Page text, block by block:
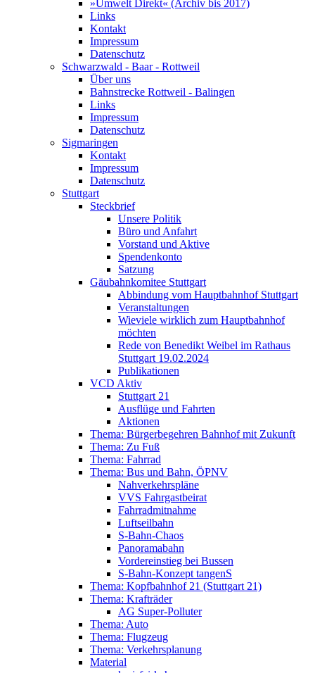
»Umwelt Direkt« (Archiv bis 2017)
Links
Kontakt
Impressum
Datenschutz
Schwarzwald - Baar - Rottweil
Über uns
Bahnstrecke Rottweil - Balingen
Links
Impressum
Datenschutz
Sigmaringen
Kontakt
Impressum
Datenschutz
Stuttgart
Steckbrief
Unsere Politik
Büro und Anfahrt
Vorstand und Aktive
Spendenkonto
Satzung
Gäubahnkomitee Stuttgart
Abbindung vom Hauptbahnhof Stuttgart
Veranstaltungen
Wieviele wirklich zum Hauptbahnhof
möchten
Rede von Benedikt Weibel im Rathaus
Stuttgart 19.02.2024
Publikationen
VCD Aktiv
Stuttgart 21
Ausflüge und Fahrten
Aktionen
Thema: Bürgerbegehren Bahnhof mit Zukunft
Thema: Zu Fuß
Thema: Fahrrad
Thema: Bus und Bahn, ÖPNV
Nahverkehrspläne
VVS Fahrgastbeirat
Fahrradmitnahme
Luftseilbahn
S-Bahn-Chaos
Panoramabahn
Vordereinstieg bei Bussen
S-Bahn-Konzept tangenS
Thema: Kopfbahnhof 21 (Stuttgart 21)
Thema: Krafträder
AG Super-Polluter
Thema: Auto
Thema: Flugzeug
Thema: Verkehrsplanung
Material